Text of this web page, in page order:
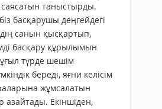
таныстырды.
басқарушы деңгейдегі
санын қысқартып,
басқару құрылымын
түрде шешім
береді, яғни келісім
жұмсалатын
азайтады. Екіншіден,